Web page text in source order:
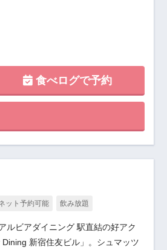
食べログで予約
ット予約可能 飲み放題
ルビアダイニング 駅直結の好アク
新宿住友ビル」。シュマッツ